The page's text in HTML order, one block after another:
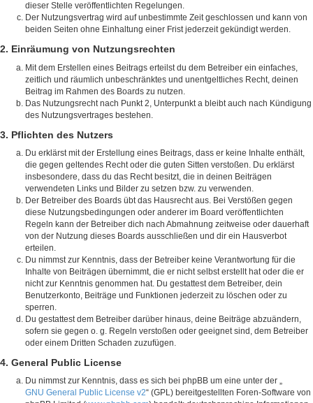
dieser Stelle veröffentlichten Regelungen.
Der Nutzungsvertrag wird auf unbestimmte Zeit geschlossen und kann von
beiden Seiten ohne Einhaltung einer Frist jederzeit gekündigt werden.
2. Einräumung von Nutzungsrechten
Mit dem Erstellen eines Beitrags erteilst du dem Betreiber ein einfaches,
zeitlich und räumlich unbeschränktes und unentgeltliches Recht, deinen
Beitrag im Rahmen des Boards zu nutzen.
Das Nutzungsrecht nach Punkt 2, Unterpunkt a bleibt auch nach Kündigung
des Nutzungsvertrages bestehen.
3. Pflichten des Nutzers
Du erklärst mit der Erstellung eines Beitrags, dass er keine Inhalte enthält,
die gegen geltendes Recht oder die guten Sitten verstoßen. Du erklärst
insbesondere, dass du das Recht besitzt, die in deinen Beiträgen
verwendeten Links und Bilder zu setzen bzw. zu verwenden.
Der Betreiber des Boards übt das Hausrecht aus. Bei Verstößen gegen
diese Nutzungsbedingungen oder anderer im Board veröffentlichten
Regeln kann der Betreiber dich nach Abmahnung zeitweise oder dauerhaft
von der Nutzung dieses Boards ausschließen und dir ein Hausverbot
erteilen.
Du nimmst zur Kenntnis, dass der Betreiber keine Verantwortung für die
Inhalte von Beiträgen übernimmt, die er nicht selbst erstellt hat oder die er
nicht zur Kenntnis genommen hat. Du gestattest dem Betreiber, dein
Benutzerkonto, Beiträge und Funktionen jederzeit zu löschen oder zu
sperren.
Du gestattest dem Betreiber darüber hinaus, deine Beiträge abzuändern,
sofern sie gegen o. g. Regeln verstoßen oder geeignet sind, dem Betreiber
oder einem Dritten Schaden zuzufügen.
4. General Public License
Du nimmst zur Kenntnis, dass es sich bei phpBB um eine unter der „
GNU General Public License v2“ (GPL) bereitgestellten Foren-Software von